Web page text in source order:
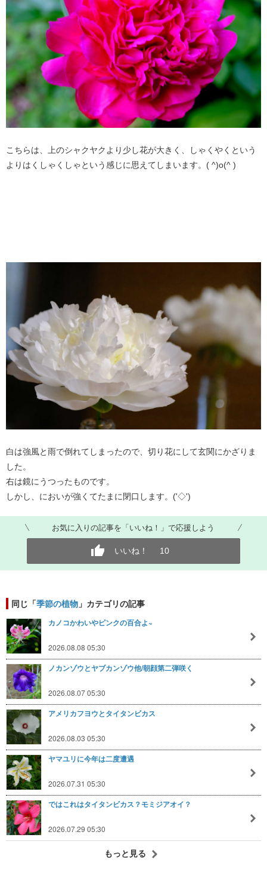
こちらは、上のシャクヤクより少し花が大きく、しゃくやくという
よりはくしゃくしゃという感じに思えてしまいます。( ^)o(^ )
白は強風と雨で倒れてしまったので、切り花にして玄関にかざりま
した。
右は鏡にうつったものです。
しかし、においが強くてたまに閉口します。('◇')ゞ
お気に入りの記事を「いいね！」で応援しよう
いいね！ 10
同じ「季節の植物 」カテゴリの記事
カノコかわいやピンクの百合よ~
2026.08.08 05:30
ノカンゾウとヤブカンゾウ他/朝顔第二弾咲く
2026.08.07 05:30
アメリカフヨウとタイタンビカス
2026.08.03 05:30
ヤマユリに今年は二度遭遇
2026.07.31 05:30
ではこれはタイタンビカス？モミジアオイ？
2026.07.29 05:30
もっと見る